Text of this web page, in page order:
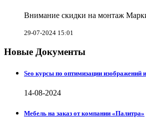
Внимание скидки на монтаж
29-07-2024 15:01
Новые Документы
Seo курсы по оптимизации изображений
14-08-2024
Мебель на заказ от компании «Палитра»